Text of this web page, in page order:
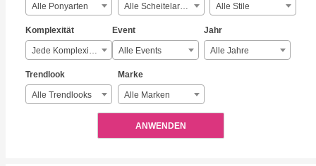
Alle Ponyarten Alle Scheitelarten Alle Stile
Komplexität
Jede Komplexität
Event
Alle Events
Jahr
Alle Jahre
Trendlook
Alle Trendlooks
Marke
Alle Marken
ANWENDEN